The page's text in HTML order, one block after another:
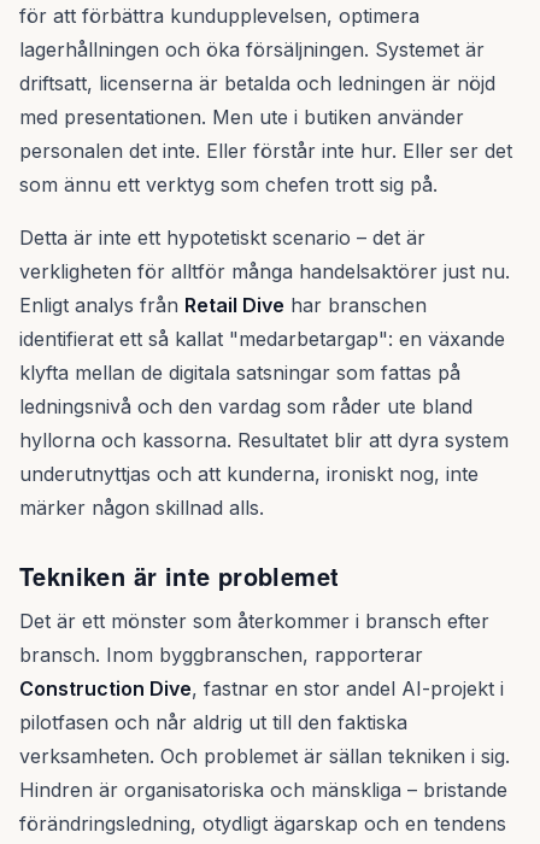
för att förbättra kundupplevelsen, optimera
lagerhållningen och öka försäljningen. Systemet är
driftsatt, licenserna är betalda och ledningen är nöjd
med presentationen. Men ute i butiken använder
personalen det inte. Eller förstår inte hur. Eller ser det
som ännu ett verktyg som chefen trott sig på.
Detta är inte ett hypotetiskt scenario – det är
verkligheten för alltför många handelsaktörer just nu.
Enligt analys från Retail Dive har branschen
identifierat ett så kallat "medarbetargap": en växande
klyfta mellan de digitala satsningar som fattas på
ledningsnivå och den vardag som råder ute bland
hyllorna och kassorna. Resultatet blir att dyra system
underutnyttjas och att kunderna, ironiskt nog, inte
märker någon skillnad alls.
Tekniken är inte problemet
Det är ett mönster som återkommer i bransch efter
bransch. Inom byggbranschen, rapporterar
Construction Dive, fastnar en stor andel AI-projekt i
pilotfasen och når aldrig ut till den faktiska
verksamheten. Och problemet är sällan tekniken i sig.
Hindren är organisatoriska och mänskliga – bristande
förändringsledning, otydligt ägarskap och en tendens